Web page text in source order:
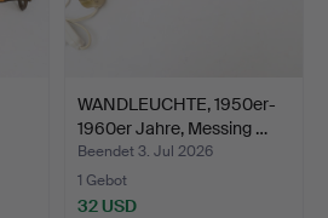
WANDLEUCHTE, 1950er-
1960er Jahre, Messing …
Beendet 3. Jul 2026
1 Gebot
32 USD